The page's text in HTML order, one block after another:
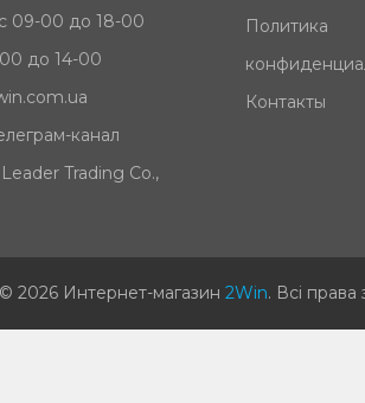
09-00 до 18-00
до 14-00
канал
Trading Co.,
Политика
Контакты
2026 Интернет-магазин2Win. Всі права